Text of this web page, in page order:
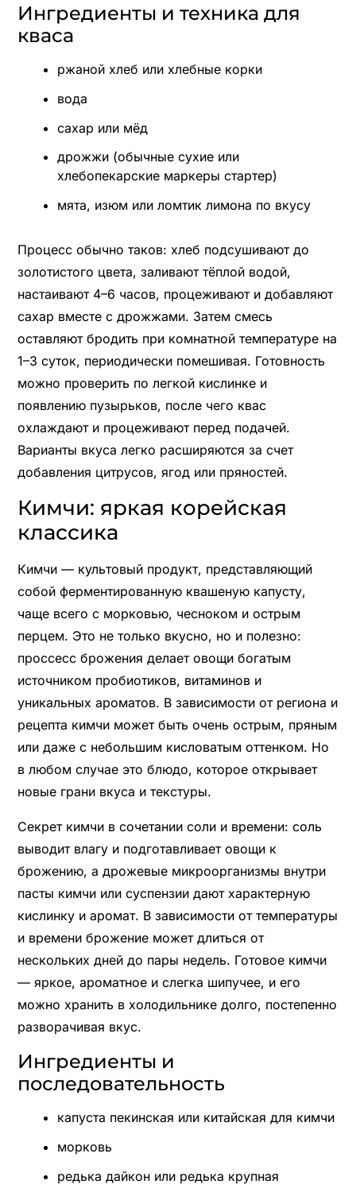
Ингредиенты и техника для
кваса
ржаной хлеб или хлебные корки
вода
сахар или мёд
дрожжи (обычные сухие или
хлебопекарские маркеры стартер)
мята, изюм или ломтик лимона по вкусу
Процесс обычно таков: хлеб подсушивают до
золотистого цвета, заливают тёплой водой,
настаивают 4–6 часов, процеживают и добавляют
сахар вместе с дрожжами. Затем смесь
оставляют бродить при комнатной температуре на
1–3 суток, периодически помешивая. Готовность
можно проверить по легкой кислинке и
появлению пузырьков, после чего квас
охлаждают и процеживают перед подачей.
Варианты вкуса легко расширяются за счет
добавления цитрусов, ягод или пряностей.
Кимчи: яркая корейская
классика
Кимчи — культовый продукт, представляющий
собой ферментированную квашеную капусту,
чаще всего с морковью, чесноком и острым
перцем. Это не только вкусно, но и полезно:
проссесс брожения делает овощи богатым
источником пробиотиков, витаминов и
уникальных ароматов. В зависимости от региона и
рецепта кимчи может быть очень острым, пряным
или даже с небольшим кисловатым оттенком. Но
в любом случае это блюдо, которое открывает
новые грани вкуса и текстуры.
Секрет кимчи в сочетании соли и времени: соль
выводит влагу и подготавливает овощи к
брожению, а дрожевые микроорганизмы внутри
пасты кимчи или суспензии дают характерную
кислинку и аромат. В зависимости от температуры
и времени брожение может длиться от
нескольких дней до пары недель. Готовое кимчи
— яркое, ароматное и слегка шипучее, и его
можно хранить в холодильнике долго, постепенно
разворачивая вкус.
Ингредиенты и
последовательность
капуста пекинская или китайская для кимчи
морковь
редька дайкон или редька крупная